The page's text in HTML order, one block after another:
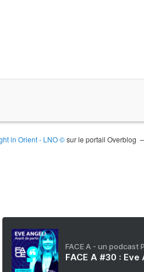
in Orient - LNO ©sur le portail Overblog
FACE A - un podcast
FACE A #30 :